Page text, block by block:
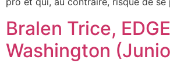
Bralen Trice,
Washington